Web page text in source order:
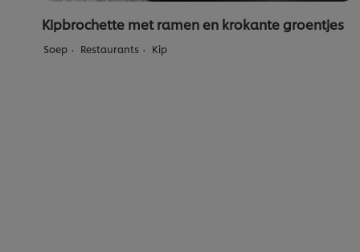
Kipbrochette met ramen en krokante groentjes
Soep Restaurants Kip